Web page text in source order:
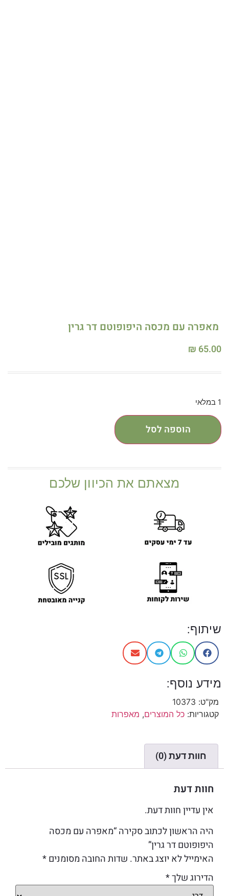
מאפרה עם מכסה היפופוטם דר גרין
₪ 65.00
1 במלאי
הוספה לסל
מצאתם את הכיוון שלכם
שיתוף:
מידע נוסף:
מק"ט: 10373
קטגוריות: כל המוצרים, מאפרות
חוות דעת (0)
חוות דעת
אין עדיין חוות דעת.
היה הראשון לכתוב סקירה “מאפרה עם מכסה
היפופוטם דר גרין”
האימייל לא יוצג באתר. שדות החובה מסומנים*
הדירוג שלך*